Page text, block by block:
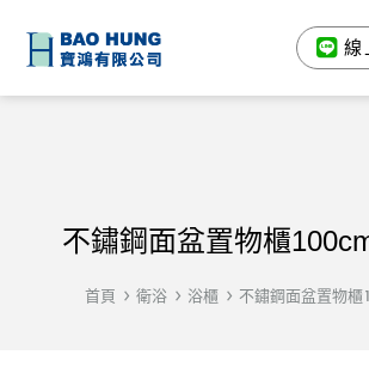
線
不鏽鋼面盆置物櫃
首頁 衛浴 浴櫃 不鏽鋼面盆置物櫃